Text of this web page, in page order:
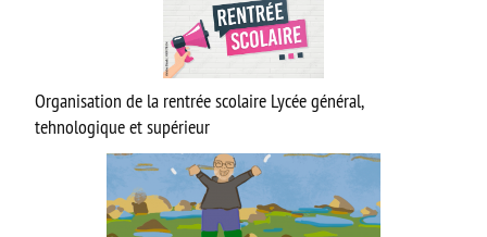
BTS MTE (ancien MCI)
DN MADE CM
DN MADE DP
MC Mécatronique Navale
Organisation de la rentrée scolaire Lycée général,
tehnologique et supérieur